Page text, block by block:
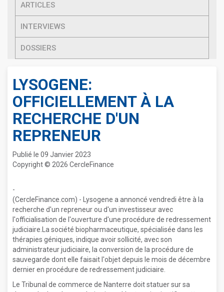
ARTICLES
INTERVIEWS
DOSSIERS
LYSOGENE:
OFFICIELLEMENT À LA
RECHERCHE D'UN
REPRENEUR
Publié le 09 Janvier 2023
Copyright © 2026 CercleFinance
-
(CercleFinance.com) - Lysogene a annoncé vendredi être à la
recherche d'un repreneur ou d'un investisseur avec
l'officialisation de l'ouverture d'une procédure de redressement
judiciaire.La société biopharmaceutique, spécialisée dans les
thérapies géniques, indique avoir sollicité, avec son
administrateur judiciaire, la conversion de la procédure de
sauvegarde dont elle faisait l'objet depuis le mois de décembre
dernier en procédure de redressement judiciaire.
Le Tribunal de commerce de Nanterre doit statuer sur sa